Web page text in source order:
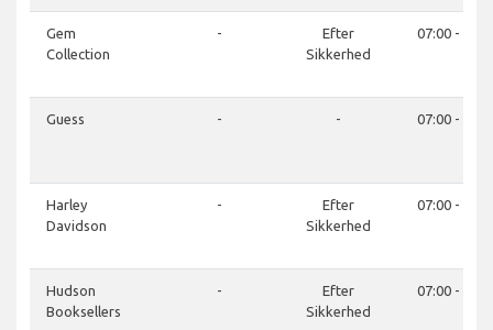
Gem
Collection
-
Efter
Sikkerhed
07:00 -
Guess - - 07:00 -
Harley
Davidson
-
Efter
Sikkerhed
07:00 -
Hudson
Booksellers
-
Efter
Sikkerhed
07:00 -